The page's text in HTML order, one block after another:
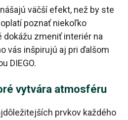
väčší efekt, než by ste
poznať niekoľko
dokážu zmeniť interiér na
vás inšpirujú aj pri ďalšom
DIEGO.
vytvára atmosféru
prvkov každého